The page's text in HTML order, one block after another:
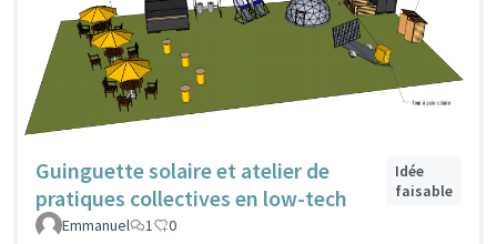
Guinguette solaire et atelier de
pratiques collectives en low-tech
Idée
faisable
Emmanuel
1 0